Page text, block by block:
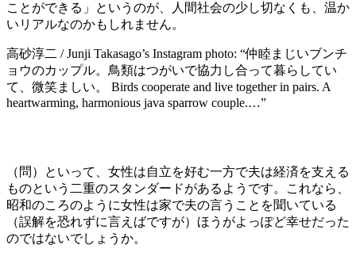
ことができる」というのが、人間社会の少し切なくも、温か
いリアルなのかもしれません。
高砂淳二 / Junji Takasago’s Instagram photo: “仲睦まじいブンチ
ョウのカップル。鳥類はつがいで協力し合って暮らしてい
て、微笑ましい。 Birds cooperate and live together in pairs. A
heartwarming, harmonious java sparrow couple.…”
（問）といって、女性は自立を好む一方で夫は経済を支える
ものという二重のスタンダードがあるようです。これなら、
昭和のころのように女性は家で夫の言うことを聞いている
（誤解を恐れずに言えばですが）ほうがよっぽど幸せだった
のではないでしょうか。